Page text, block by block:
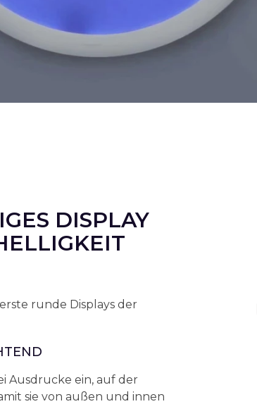
DISPLAY
runde Displays der
Ausdrucke ein, auf der
sie von außen und innen